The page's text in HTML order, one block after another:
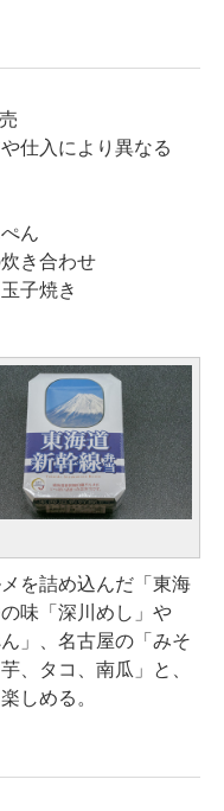
仕入により異なる
ん
き合わせ
子焼き
を詰め込んだ「東海
味「深川めし」や
」、名古屋の「みそ
、タコ、南瓜」と、
しめる。